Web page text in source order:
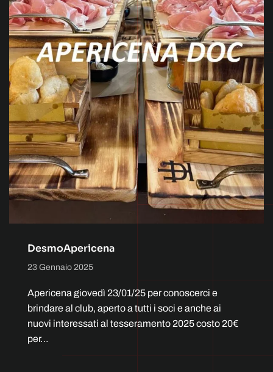
DesmoApericena
23 Gennaio 2025
Apericena giovedì 23/01/25 per conoscerci e
brindare al club, aperto a tutti i soci e anche ai
nuovi interessati al tesseramento 2025 costo 20€
per…